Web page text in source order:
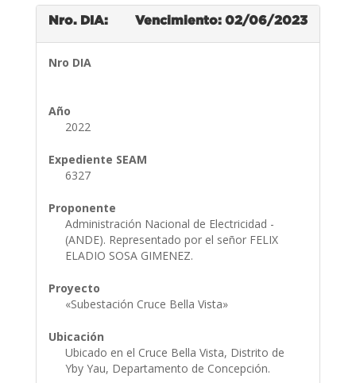
Nro. DIA: Vencimiento: 02/06/2023
Nro DIA
Año
2022
Expediente SEAM
6327
Proponente
Administración Nacional de Electricidad -
(ANDE). Representado por el señor FELIX
ELADIO SOSA GIMENEZ.
Proyecto
«Subestación Cruce Bella Vista»
Ubicación
Ubicado en el Cruce Bella Vista, Distrito de
Yby Yau, Departamento de Concepción.